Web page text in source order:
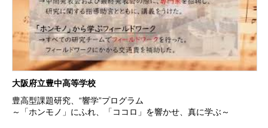
大阪府立豊中高等学校
豊高型課題研究、“響学”プログラム
～「ホンモノ」にふれ、「ココロ」を響かせ、真に学ぶ～